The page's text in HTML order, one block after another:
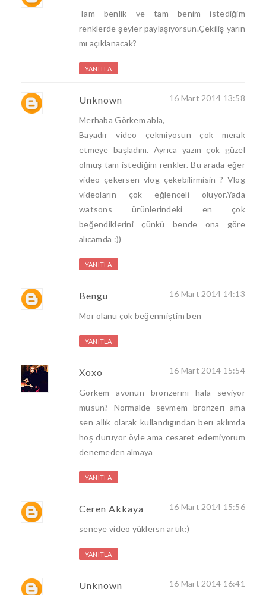
Tam benlik ve tam benim istediğim
renklerde şeyler paylaşıyorsun.Çekiliş yarın
mı açıklanacak?
YANITLA
Unknown 16 Mart 2014 13:58
Merhaba Görkem abla,
Bayadır video çekmiyosun çok merak
etmeye başladım. Ayrıca yazın çok güzel
olmuş tam istediğim renkler. Bu arada eğer
video çekersen vlog çekebilirmisin ? Vlog
videoların çok eğlenceli oluyor.Yada
watsons ürünlerindeki en çok
beğendiklerini çünkü bende ona göre
alıcamda :))
YANITLA
Bengu 16 Mart 2014 14:13
Mor olanu çok beğenmiştim ben
YANITLA
Xoxo 16 Mart 2014 15:54
Görkem avonun bronzerını hala seviyor
musun? Normalde sevmem bronzerı ama
sen allık olarak kullandıgından berı aklımda
hoş duruyor öyle ama cesaret edemiyorum
denemeden almaya
YANITLA
Ceren Akkaya 16 Mart 2014 15:56
seneye video yüklersn artık:)
YANITLA
Unknown 16 Mart 2014 16:41